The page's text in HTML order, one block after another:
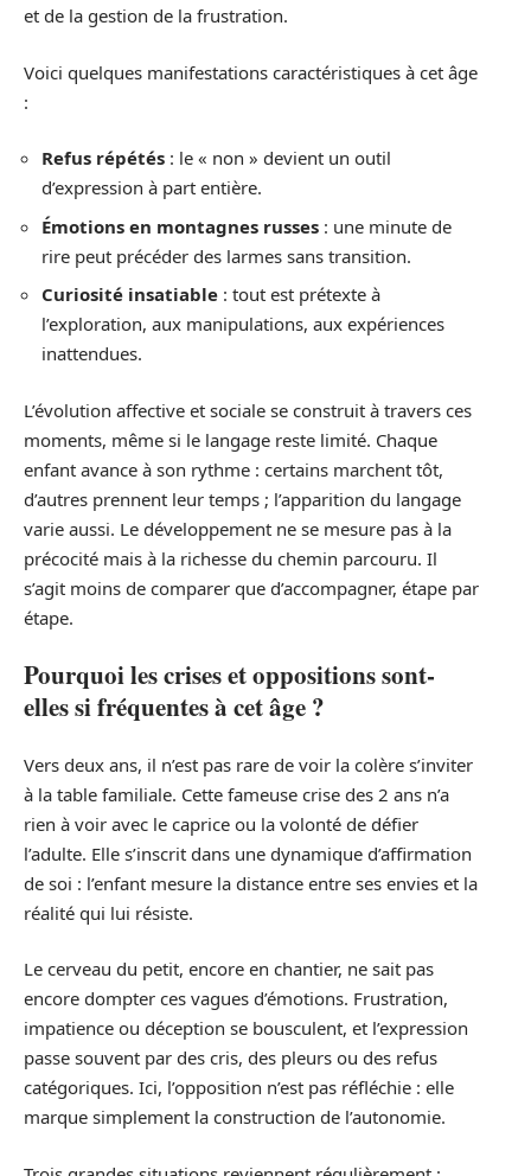
et de la gestion de la frustration.
Voici quelques manifestations caractéristiques à cet âge
:
Refus répétés : le « non » devient un outil
d’expression à part entière.
Émotions en montagnes russes : une minute de
rire peut précéder des larmes sans transition.
Curiosité insatiable : tout est prétexte à
l’exploration, aux manipulations, aux expériences
inattendues.
L’évolution affective et sociale se construit à travers ces
moments, même si le langage reste limité. Chaque
enfant avance à son rythme : certains marchent tôt,
d’autres prennent leur temps ; l’apparition du langage
varie aussi. Le développement ne se mesure pas à la
précocité mais à la richesse du chemin parcouru. Il
s’agit moins de comparer que d’accompagner, étape par
étape.
Pourquoi les crises et oppositions sont-
elles si fréquentes à cet âge ?
Vers deux ans, il n’est pas rare de voir la colère s’inviter
à la table familiale. Cette fameuse crise des 2 ans n’a
rien à voir avec le caprice ou la volonté de défier
l’adulte. Elle s’inscrit dans une dynamique d’affirmation
de soi : l’enfant mesure la distance entre ses envies et la
réalité qui lui résiste.
Le cerveau du petit, encore en chantier, ne sait pas
encore dompter ces vagues d’émotions. Frustration,
impatience ou déception se bousculent, et l’expression
passe souvent par des cris, des pleurs ou des refus
catégoriques. Ici, l’opposition n’est pas réfléchie : elle
marque simplement la construction de l’autonomie.